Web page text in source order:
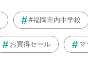
#福岡市内中学校
お買得セール マ